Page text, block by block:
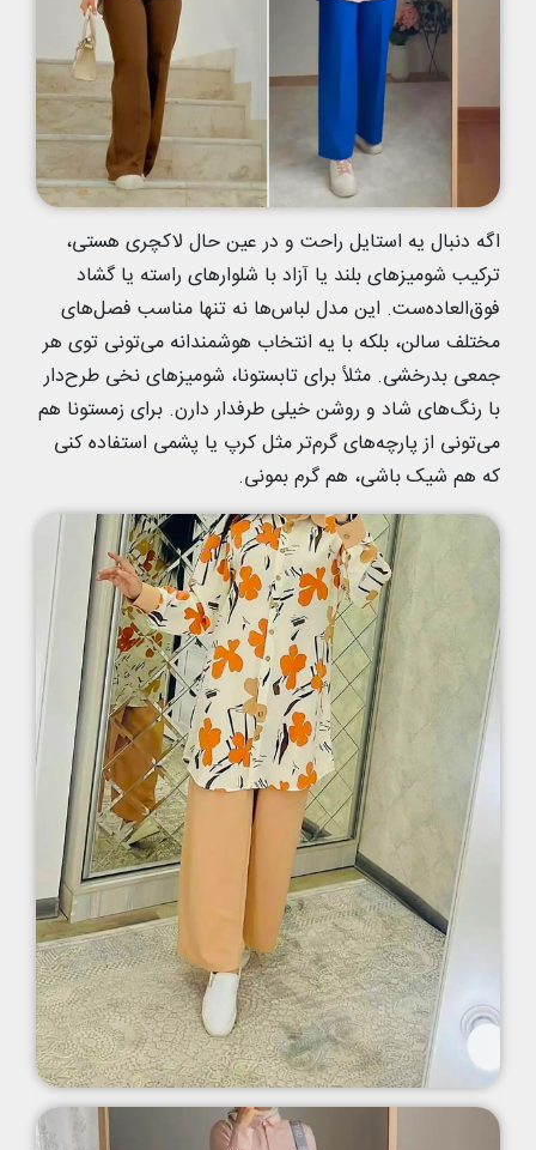
اگه دنبال یه استایل راحت و در عین حال لاکچری هستی،
ترکیب شومیزهای بلند یا آزاد با شلوارهای راسته یا گشاد
فوق‌العاده‌ست. این مدل لباس‌ها نه تنها مناسب فصل‌های
مختلف سالن، بلکه با یه انتخاب هوشمندانه می‌تونی توی هر
جمعی بدرخشی. مثلاً برای تابستونا، شومیزهای نخی طرح‌دار
با رنگ‌های شاد و روشن خیلی طرفدار دارن. برای زمستونا هم
می‌تونی از پارچه‌های گرم‌تر مثل کرپ یا پشمی استفاده کنی
که هم شیک باشی، هم گرم بمونی.